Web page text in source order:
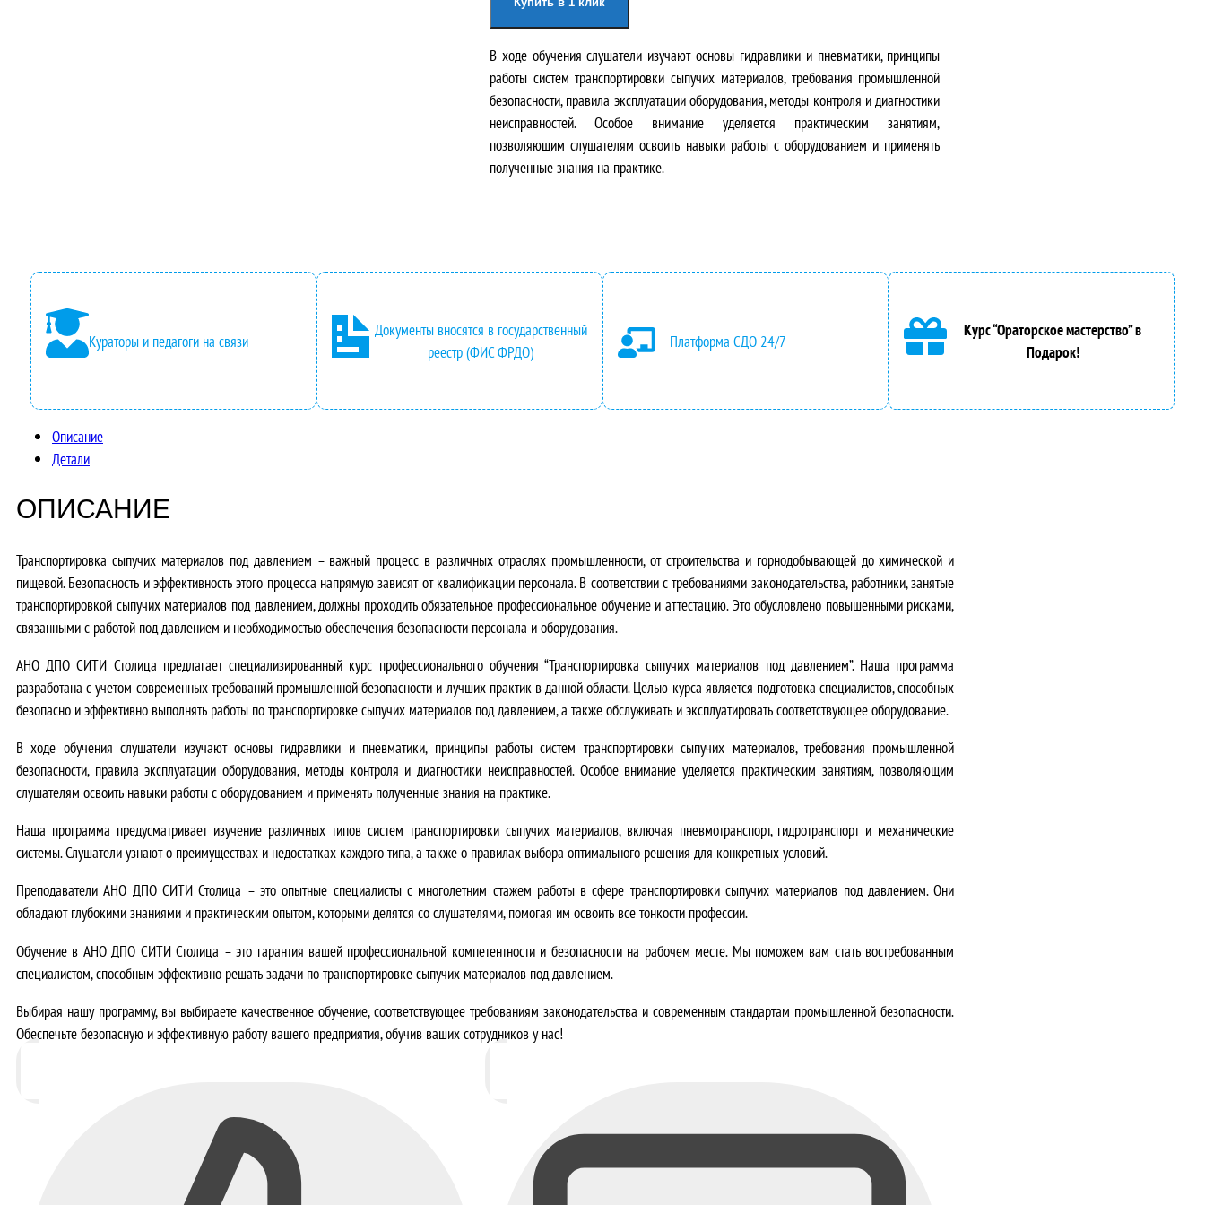
р
в
о
н
а
ь
а
н
а
с
о
с
т
а
в
л
я
а
9
0
к
у
щ
а
я
а
4
,
0
0
₽
.
В ходе обучения слушатели изучают основы гидравлики и пневматики, принципы
работы систем транспортировки сыпучих материалов, требования промышленной
безопасности, правила эксплуатации оборудования, методы контроля и диагностики
неисправностей. Особое внимание уделяется практическим занятиям,
позволяющим слушателям освоить навыки работы с оборудованием и применять
полученные знания на практике.
Кураторы и педагоги на связи
Документы вносятся в государственный
реестр (ФИС ФРДО)
Платформа СДО 24/7
Курс “Ораторское мастерство” в
Подарок!
Описание
Детали
ОПИСАНИЕ
Транспортировка сыпучих материалов под давлением – важный процесс в различных отраслях промышленности, от строительства и горнодобывающей до химической и
пищевой. Безопасность и эффективность этого процесса напрямую зависят от квалификации персонала. В соответствии с требованиями законодательства,работники, занятые
транспортировкой сыпучих материалов под давлением, должны проходить обязательное профессиональное обучение и аттестацию. Это обусловлено повышенными рисками,
связанными с работой под давлением и необходимостью обеспечения безопасности персонала и оборудования.
АНО ДПО СИТИ Столица предлагает специализированный курс профессионального обучения “Транспортировка сыпучих материалов под давлением”. Наша программа
разработана с учетом современных требований промышленной безопасности и лучших практик в данной области. Целью курса является подготовка специалистов, способных
безопасно и эффективно выполнять работы по транспортировке сыпучих материалов под давлением, а также обслуживать и эксплуатировать соответствующее оборудование.
В ходе обучения слушатели изучают основы гидравлики и пневматики, принципы работы систем транспортировки сыпучих материалов, требования промышленной
безопасности, правила эксплуатации оборудования, методы контроля и диагностики неисправностей. Особое внимание уделяется практическим занятиям, позволяющим
слушателям освоить навыки работы с оборудованием и применять полученные знания на практике.
Наша программа предусматривает изучение различных типов систем транспортировки сыпучих материалов, включая пневмотранспорт, гидротранспорт и механические
системы. Слушатели узнают о преимуществах и недостатках каждого типа, а также о правилах выбора оптимального решения для конкретных условий.
Преподаватели АНО ДПО СИТИ Столица – это опытные специалисты с многолетним стажем работы в сфере транспортировки сыпучих материалов под давлением. Они
обладаютглубокими знаниями и практическим опытом, которыми делятся со слушателями, помогая им освоить все тонкости профессии.
Обучение в АНО ДПО СИТИ Столица – это гарантия вашей профессиональной компетентности и безопасности на рабочем месте. Мы поможем вам стать востребованным
специалистом, способным эффективно решать задачи по транспортировке сыпучих материалов под давлением.
Выбирая нашу программу, вы выбираете качественное обучение, соответствующее требованиям законодательства и современным стандартам промышленной безопасности.
Обеспечьте безопасную и эффективную работу вашего предприятия, обучив ваших сотрудников у нас!